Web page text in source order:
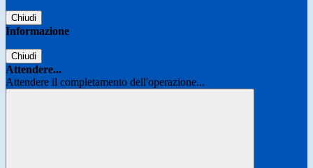
Chiudi
Informazione
Chiudi
Attendere...
Attendere il completamento dell'operazione...